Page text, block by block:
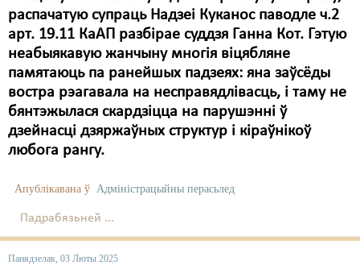
распачатую супраць Надзеі Куканос паводле ч.2
арт. 19.11 КаАП разбірае суддзя Ганна Кот. Гэтую
неабыякавую жанчыну многія віцябляне
памятаюць па ранейшых падзеях: яна заўсёды
востра рэагавала на несправядлівасць, і таму не
бянтэжылася скардзіцца на парушэнні ў
дзейнасці дзяржаўных структур і кіраўнікоў
любога рангу.
Апублікавана ў Адміністрацыйны перасьлед
Падрабязьней ...
Панядзелак, 03 Люты 2025